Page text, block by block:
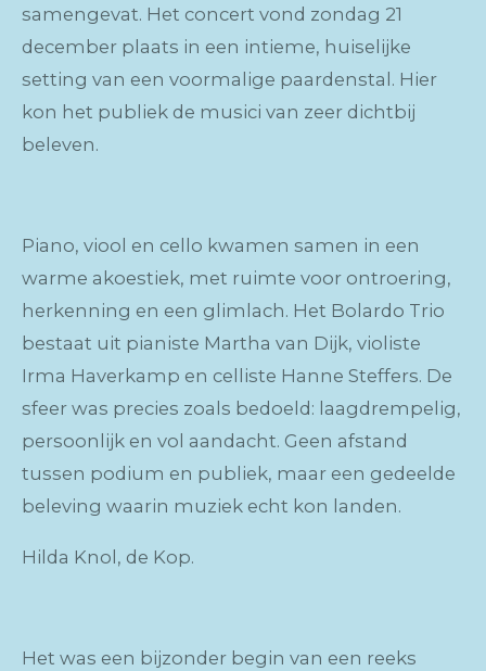
samengevat. Het concert vond zondag 21
december plaats in een intieme, huiselijke
setting van een voormalige paardenstal. Hier
kon het publiek de musici van zeer dichtbij
beleven.
Piano, viool en cello kwamen samen in een
warme akoestiek, met ruimte voor ontroering,
herkenning en een glimlach. Het Bolardo Trio
bestaat uit pianiste Martha van Dijk, violiste
Irma Haverkamp en celliste Hanne Steffers. De
sfeer was precies zoals bedoeld: laagdrempelig,
persoonlijk en vol aandacht. Geen afstand
tussen podium en publiek, maar een gedeelde
beleving waarin muziek echt kon landen.
Hilda Knol, de Kop.
Het was een bijzonder begin van een reeks